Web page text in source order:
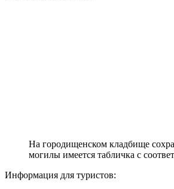
На городищенском кладбище
могилы имеется табличка с
Информация для туристов: